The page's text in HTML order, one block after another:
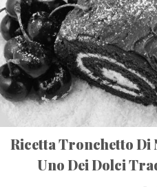
Ricetta Tronchetto Di
Uno Dei Dolci